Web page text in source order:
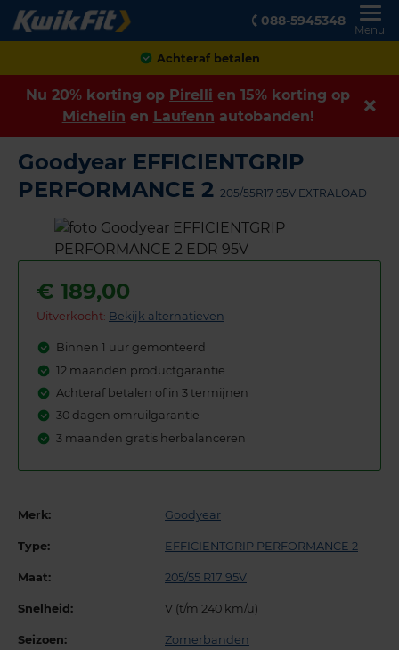
088-5945348
Menu
Achteraf betalen
Nu 20% korting op Pirelli en 15% korting op
Michelin en Laufenn autobanden!
Goodyear EFFICIENTGRIP
PERFORMANCE 2 205/55R17 95V EXTRALOAD
€ 189,00
Uitverkocht: Bekijk alternatieven
Binnen 1 uur gemonteerd
12 maanden productgarantie
Achteraf betalen of in 3 termijnen
30 dagen omruilgarantie
3 maanden gratis herbalanceren
Merk: Goodyear
Type: EFFICIENTGRIP PERFORMANCE 2
Maat: 205/55 R17 95V
Snelheid: V (t/m 240 km/u)
Seizoen: Zomerbanden